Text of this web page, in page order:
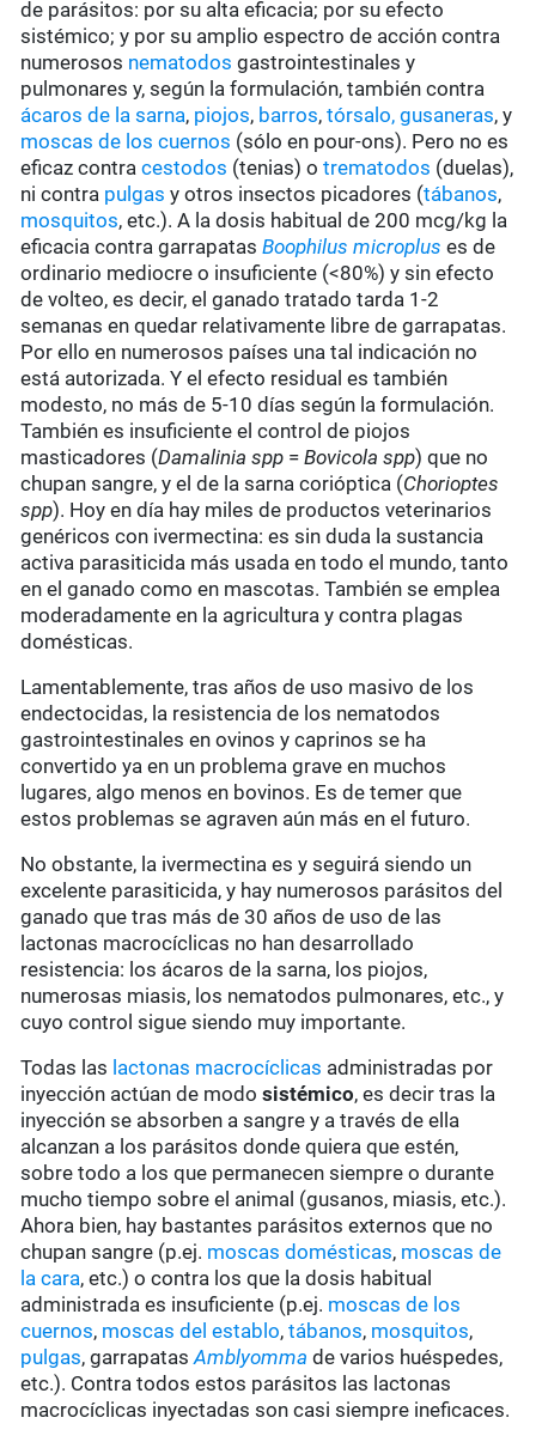
de parásitos: por su alta eficacia; por su efecto
sistémico; y por su amplio espectro de acción contra
numerosos nematodos gastrointestinales y
pulmonares y, según la formulación, también contra
ácaros de la sarna, piojos, barros,tórsalo,gusaneras, y
moscas de los cuernos (sólo en pour-ons). Pero no es
eficaz contracestodos (tenias) otrematodos (duelas),
ni contra pulgas y otros insectos picadores (tábanos,
mosquitos, etc.). A la dosis habitual de 200 mcg/kg la
eficacia contra garrapatasBoophilus microplus es de
ordinario mediocre o insuficiente (<80%) y sin efecto
de volteo, es decir, el ganado tratado tarda 1-2
semanas en quedar relativamente libre de garrapatas.
Por ello en numerosos países una tal indicación no
está autorizada. Y el efecto residual es también
modesto, no más de 5-10 días según la formulación.
También es insuficiente el control de piojos
masticadores (Damalinia spp =Bovicola spp) que no
chupan sangre, y el de la sarna corióptica (Chorioptes
spp). Hoy en día hay miles de productos veterinarios
genéricos con ivermectina: es sin duda la sustancia
activa parasiticida más usada en todo el mundo, tanto
en el ganado como en mascotas. También se emplea
moderadamente en la agricultura y contra plagas
domésticas.
Lamentablemente, tras años de uso masivo de los
endectocidas, la resistencia de los nematodos
gastrointestinales en ovinos y caprinos se ha
convertido ya en un problema grave en muchos
lugares, algo menos en bovinos. Es de temer que
estos problemas se agraven aún más en el futuro.
No obstante, la ivermectina es y seguirá siendo un
excelente parasiticida, y hay numerosos parásitos del
ganado que tras más de 30 años de uso de las
lactonas macrocíclicas no han desarrollado
resistencia: los ácaros de la sarna, los piojos,
numerosas miasis, los nematodos pulmonares, etc., y
cuyo control sigue siendo muy importante.
Todas las lactonas macrocíclicas administradas por
inyección actúan de modosistémico, es decir tras la
inyección se absorben a sangre y a través de ella
alcanzan a los parásitos donde quiera que estén,
sobre todo a los que permanecen siempre o durante
mucho tiempo sobre el animal (gusanos, miasis, etc.).
Ahora bien, hay bastantes parásitos externos que no
chupan sangre (p.ej. moscas domésticas, moscas de
la cara, etc.) o contra los que la dosis habitual
administrada es insuficiente (p.ej. moscas de los
cuernos, moscas del establo,tábanos, mosquitos,
pulgas, garrapatasAmblyomma de varios huéspedes,
etc.). Contra todos estos parásitos las lactonas
macrocíclicas inyectadas son casi siempre ineficaces.